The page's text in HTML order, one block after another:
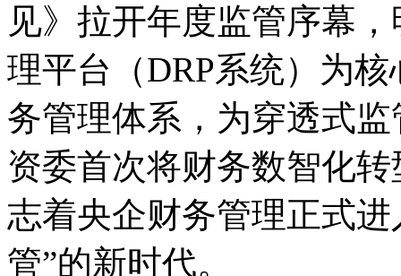
见》拉开年度监管序幕
理平台（DRP系统）为
务管理体系，为穿透式
资委首次将财务数智化
志着央企财务管理正式
管”的新时代。